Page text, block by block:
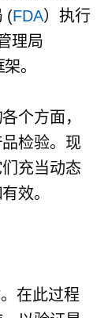
(FDA）执行
理局
。
个方面，
检验。现
充当动态
效。
在此过程